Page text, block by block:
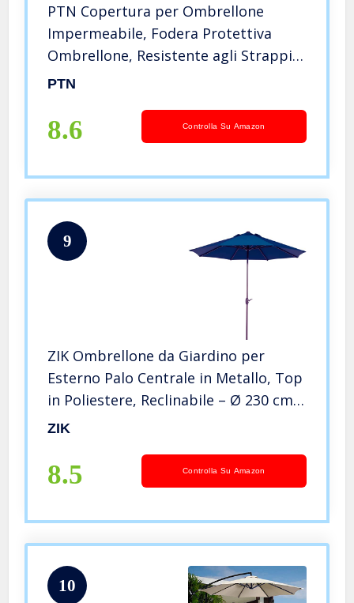
PTN Copertura per Ombrellone
Impermeabile, Fodera Protettiva
Ombrellone, Resistente agli Strappi
Impermeabile Anti-UV, Copertura per
Traspirante（205 * 40 * 60/50cm）
PTN
8.6 Controlla Su Amazon
9
ZIK Ombrellone da Giardino per
Esterno Palo Centrale in Metallo, Top
in Poliestere, Reclinabile – Ø 230 cm
Blu
ZIK
8.5 Controlla Su Amazon
10